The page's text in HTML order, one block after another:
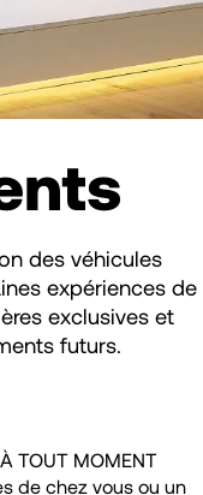
des véhicules
expériences de
exclusives et
futurs.
TOUT MOMENT
de chez vous ou un